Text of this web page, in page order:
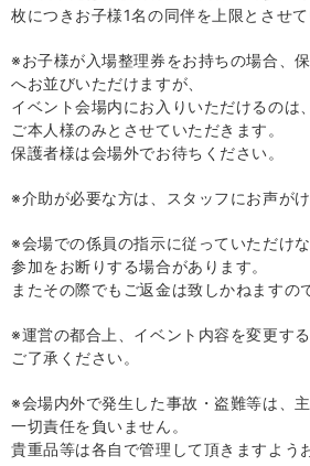
枚につきお子様1名の同伴を上限とさせて
※お子様が入場整理券をお持ちの場合、
へお並びいただけますが、
イベント会場内にお入りいただけるのは
ご本人様のみとさせていただきます。
保護者様は会場外でお待ちください。
※介助が必要な方は、スタッフにお声がけ
※会場での係員の指示に従っていただけ
参加をお断りする場合があります。
またその際でもご返金は致しかねますの
※運営の都合上、イベント内容を変更す
ご了承ください。
※会場内外で発生した事故・盗難等は、
一切責任を負いません。
貴重品等は各自で管理して頂きますよう